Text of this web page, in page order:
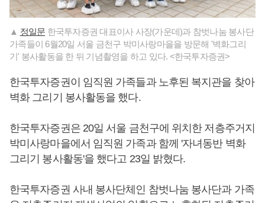
▲ 정일문 한국투자증권 대표이사 사장(가운데)과 참벗나눔 봉사단
가족들이 6월20일 서울 금천구 박미사랑마을을 방문해 '벽화그리
기' 봉사활동을 한 뒤 기념촬영을 하고 있다. <한국투자증권>
한국투자증권이 임직원 가족들과 노후된 복지관을 찾아
벽화 그리기 봉사활동을 했다.
한국투자증권은 20일 서울 금천구에 위치한 저층주거지
박미사랑마을에서 임직원 가족과 함께 '자녀동반 벽화
그리기 봉사활동'을 했다고 23일 밝혔다.
한국투자증권 사내 봉사단체인 참벗나눔 봉사단과 가족